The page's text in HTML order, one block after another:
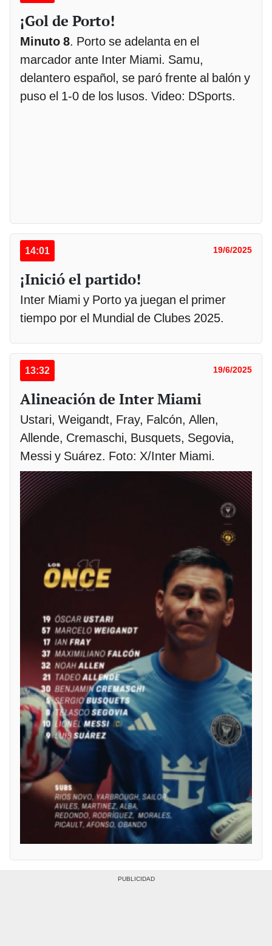
¡Gol de Porto!
Minuto 8. Porto se adelanta en el
marcador ante Inter Miami. Samu,
delantero español, se paró frente al balón y
puso el 1-0 de los lusos. Video: DSports.
14:01 19/6/2025
¡Inició el partido!
Inter Miami y Porto ya juegan el primer
tiempo por el Mundial de Clubes 2025.
13:32 19/6/2025
Alineación de Inter Miami
Ustari, Weigandt, Fray, Falcón, Allen,
Allende, Cremaschi, Busquets, Segovia,
Messi y Suárez. Foto: X/Inter Miami.